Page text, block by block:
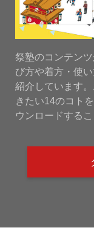
祭塾のコンテン
び方や着方・使
紹介しています
きたい14のコト
ウンロードするこ